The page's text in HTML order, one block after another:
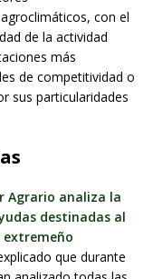
con el
de la actividad
más
de competitividad o
sus particularidades
Agrario analiza la
destinadas al
que durante